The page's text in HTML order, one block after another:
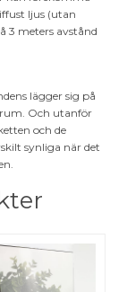
ljus (utan
3 meters avstånd
lägger sig på
rum. Och utanför
och de
synliga när det